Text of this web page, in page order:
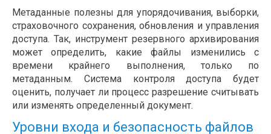
Метаданные полезны для упорядочивания, выборки,
страховочного сохранения, обновления и управления
доступа. Так, инструмент резервного архивирования
может определить, какие файлы изменились с
времени крайнего выполнения, только по
метаданным. Система контроля доступа будет
оценить, получает ли процесс разрешение считывать
или изменять определенный документ.
Уровни входа и безопасность файлов